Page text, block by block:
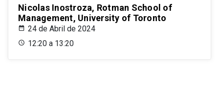
Nicolas Inostroza, Rotman School of
Management, University of Toronto
24 de Abril de 2024
12:20 a 13:20